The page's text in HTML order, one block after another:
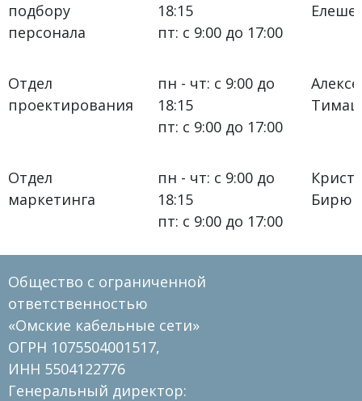
подбору
персонала
18:15
пт: с 9:00 до 17:00
Отдел
проектирования
пн - чт: с 9:00 до
18:15
пт: с 9:00 до 17:00
Отдел
маркетинга
пн - чт: с 9:00 до
18:15
пт: с 9:00 до 17:00
Общество с ограниченной
ответственностью
«Омские кабельные сети»
ОГРН 1075504001517,
ИНН 5504122776
Генеральный директор: